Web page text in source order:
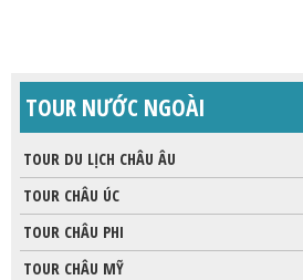
TOUR NƯỚC NGOÀI
TOUR DU LỊCH CHÂU ÂU
TOUR CHÂU ÚC
TOUR CHÂU PHI
TOUR CHÂU MỸ